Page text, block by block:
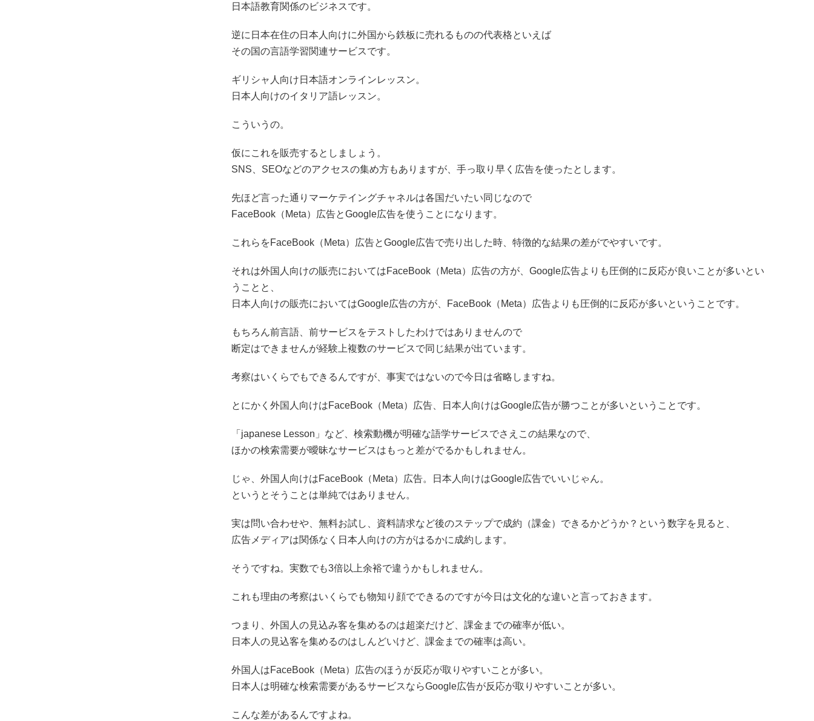
日本語教育関係のビジネスです。
逆に日本在住の日本人向けに外国から鉄板に売れるものの代表格といえば
その国の言語学習関連サービスです。
ギリシャ人向け日本語オンラインレッスン。
日本人向けのイタリア語レッスン。
こういうの。
仮にこれを販売するとしましょう。
SNS、SEOなどのアクセスの集め方もありますが、手っ取り早く広告を使ったとします。
先ほど言った通りマーケテイングチャネルは各国だいたい同じなので
FaceBook（Meta）広告とGoogle広告を使うことになります。
これらをFaceBook（Meta）広告とGoogle広告で売り出した時、特徴的な結果の差がでやすいです。
それは外国人向けの販売においてはFaceBook（Meta）広告の方が、Google広告よりも圧倒的に反応が良いことが多いとい
うことと、
日本人向けの販売においてはGoogle広告の方が、FaceBook（Meta）広告よりも圧倒的に反応が多いということです。
もちろん前言語、前サービスをテストしたわけではありませんので
断定はできませんが経験上複数のサービスで同じ結果が出ています。
考察はいくらでもできるんですが、事実ではないので今日は省略しますね。
とにかく外国人向けはFaceBook（Meta）広告、日本人向けはGoogle広告が勝つことが多いということです。
「japanese Lesson」など、検索動機が明確な語学サービスでさえこの結果なので、
ほかの検索需要が曖昧なサービスはもっと差がでるかもしれません。
じゃ、外国人向けはFaceBook（Meta）広告。日本人向けはGoogle広告でいいじゃん。
というとそうことは単純ではありません。
実は問い合わせや、無料お試し、資料請求など後のステップで成約（課金）できるかどうか？という数字を見ると、
広告メディアは関係なく日本人向けの方がはるかに成約します。
そうですね。実数でも3倍以上余裕で違うかもしれません。
これも理由の考察はいくらでも物知り顔でできるのですが今日は文化的な違いと言っておきます。
つまり、外国人の見込み客を集めるのは超楽だけど、課金までの確率が低い。
日本人の見込客を集めるのはしんどいけど、課金までの確率は高い。
外国人はFaceBook（Meta）広告のほうが反応が取りやすいことが多い。
日本人は明確な検索需要があるサービスならGoogle広告が反応が取りやすいことが多い。
こんな差があるんですよね。